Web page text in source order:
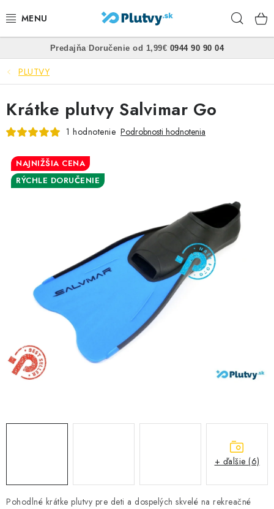
na
PLÁVANIE
ŠNORCHLOVANIE
FREEDIVING
POTÁPANIE
VŠETKO PRE DETI
HRAČKY DO VODY
PODVODNÉ SKÚTRE
TAŠKY A VAKY
Predajňa Plutvy.sk Doručenie od 1,99€ O nás Kontakt
Predajňa• Doručenie od 1,99€• 0944 90 90 04
PLUTVY
Pohodlné krátke plutvy pre deti a dospelých skvelé na rekreačné
Krátke plutvy Salvimar Go
1 hodnotenie Podrobnosti hodnotenia
NAJNIŽŠIA CENA
RÝCHLE DORUČENIE
+ ďalšie (6)